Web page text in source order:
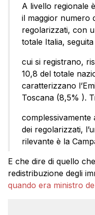
A livello regionale
il maggior numero
regolarizzati, con
totale Italia,
cui si registrano,
10,8 del totale
caratterizzano
Toscana (8,5% ).
dei regolarizzati,
rilevante è la
E che dire di quello
redistribuzione degli
quando era ministro